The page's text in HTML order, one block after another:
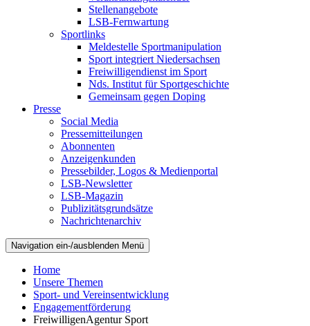
Stellenangebote
LSB-Fernwartung
Sportlinks
Meldestelle Sportmanipulation
Sport integriert Niedersachsen
Freiwilligendienst im Sport
Nds. Institut für Sportgeschichte
Gemeinsam gegen Doping
Presse
Social Media
Pressemitteilungen
Abonnenten
Anzeigenkunden
Pressebilder, Logos & Medienportal
LSB-Newsletter
LSB-Magazin
Publizitätsgrundsätze
Nachrichtenarchiv
Navigation ein-/ausblenden Menü
Home
Unsere Themen
Sport- und Vereinsentwicklung
Engagementförderung
FreiwilligenAgentur Sport